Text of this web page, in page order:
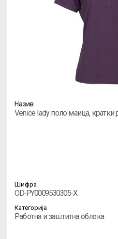
Назив
Venice lady поло маица, кратки
Шифра
OD-PY0009530305-X
Категорија
Работна и заштитна облека